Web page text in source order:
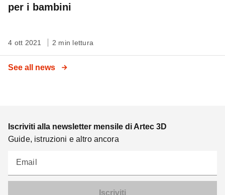
per i bambini
4 ott 2021 2 min lettura
See all news
Iscriviti alla newsletter mensile di Artec 3D
Guide, istruzioni e altro ancora
Email